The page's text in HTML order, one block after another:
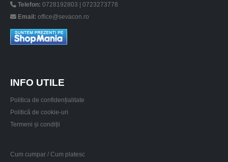
Telefon: 0728192803 | 0723273778
Email: office@sevacon.ro
INFO UTILE
Politica de confidențialitate
Politică de cookie-uri
Termeni și condiții
Cum cumpar / Cum platesc